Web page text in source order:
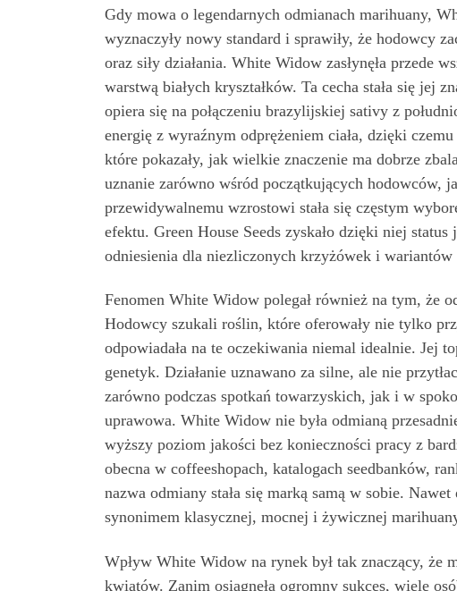
Gdy mowa o legendarnych odmianach marihuany,
wyznaczyły nowy standard i sprawiły, że hodowcy
oraz siły działania. White Widow zasłynęła
warstwą białych kryształków. Ta cecha stała się jej
opiera się na połączeniu brazylijskiej sativy z
energię z wyraźnym odprężeniem ciała, dzięki
które pokazały, jak wielkie znaczenie ma dobrze
uznanie zarówno wśród początkujących hodowców,
przewidywalnemu wzrostowi stała się częstym
efektu. Green House Seeds zyskało dzięki niej
odniesienia dla niezliczonych krzyżówek i wariantów
Fenomen White Widow polegał również na tym, że
Hodowcy szukali roślin, które oferowały nie tylko
odpowiadała na te oczekiwania niemal idealnie. Jej
genetyk. Działanie uznawano za silne, ale nie
zarówno podczas spotkań towarzyskich, jak i w
uprawowa. White Widow nie była odmianą
wyższy poziom jakości bez konieczności pracy z
obecna w coffeeshopach, katalogach seedbanków,
nazwa odmiany stała się marką samą w sobie.
synonimem klasycznej, mocnej i żywicznej
Wpływ White Widow na rynek był tak znaczący, że
kwiatów. Zanim osiągnęła ogromny sukces, wiele